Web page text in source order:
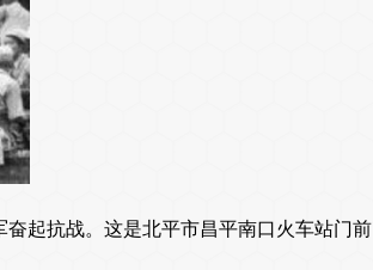
起抗战。这是北平市昌平南口火车站门前